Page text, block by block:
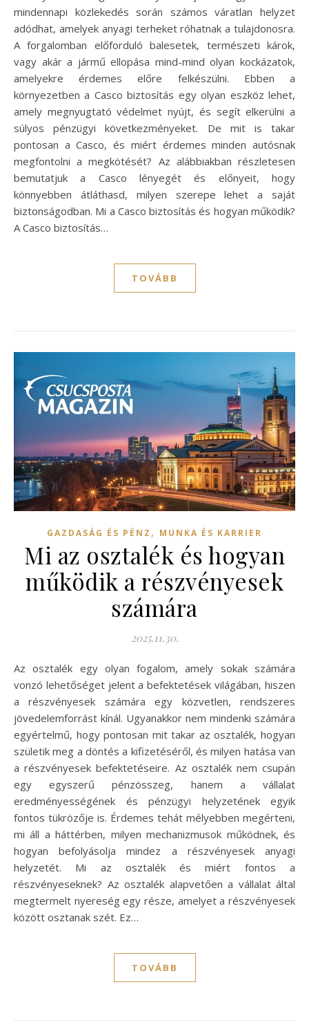
mindennapi közlekedés során számos váratlan helyzet
adódhat, amelyek anyagi terheket róhatnak a tulajdonosra.
A forgalomban előforduló balesetek, természeti károk,
vagy akár a jármű ellopása mind-mind olyan kockázatok,
amelyekre érdemes előre felkészülni. Ebben a
környezetben a Casco biztosítás egy olyan eszköz lehet,
amely megnyugtató védelmet nyújt, és segít elkerülni a
súlyos pénzügyi következményeket. De mit is takar
pontosan a Casco, és miért érdemes minden autósnak
megfontolni a megkötését? Az alábbiakban részletesen
bemutatjuk a Casco lényegét és előnyeit, hogy
könnyebben átláthasd, milyen szerepe lehet a saját
biztonságodban. Mi a Casco biztosítás és hogyan működik?
A Casco biztosítás…
TOVÁBB
GAZDASÁG ÉS PÉNZ , MUNKA ÉS KARRIER
Mi az osztalék és hogyan
működik a részvényesek
számára
2025.11.30.
Az osztalék egy olyan fogalom, amely sokak számára
vonzó lehetőséget jelent a befektetések világában, hiszen
a részvényesek számára egy közvetlen, rendszeres
jövedelemforrást kínál. Ugyanakkor nem mindenki számára
egyértelmű, hogy pontosan mit takar az osztalék, hogyan
születik meg a döntés a kifizetéséről, és milyen hatása van
a részvényesek befektetéseire. Az osztalék nem csupán
egy egyszerű pénzösszeg, hanem a vállalat
eredményességének és pénzügyi helyzetének egyik
fontos tükrözője is. Érdemes tehát mélyebben megérteni,
mi áll a háttérben, milyen mechanizmusok működnek, és
hogyan befolyásolja mindez a részvényesek anyagi
helyzetét. Mi az osztalék és miért fontos a
részvényeseknek? Az osztalék alapvetően a vállalat által
megtermelt nyereség egy része, amelyet a részvényesek
között osztanak szét. Ez…
TOVÁBB